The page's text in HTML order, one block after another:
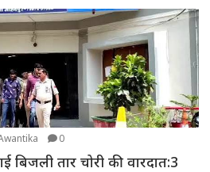
0
तार चोरी की वारदात:3